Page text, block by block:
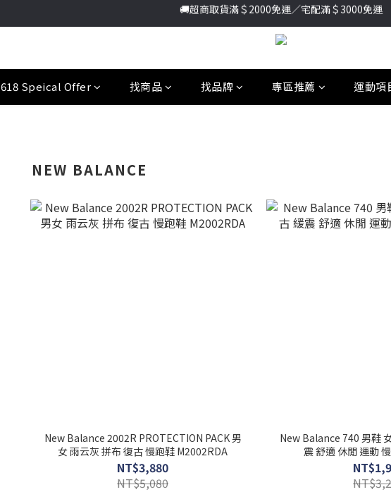
加入新會員送首購金＄100🔥點我註冊➞
加入新會員送首購金＄100🔥點我註冊➞
🚚超商取貨滿＄2000免運／宅配滿＄3000免運
加入新會員送首購金＄100🔥點我註冊➞
618 Speical Offer 找商品 找品牌 專區推薦 運動項
NEW BALANCE
New Balance 2002R PROTECTION PACK 男
女 雨云灰 拼布 復古 慢跑鞋 M2002RDA
NT$3,880
NT$5,080
New Balance 740 男鞋
震 舒適 休閒 運動